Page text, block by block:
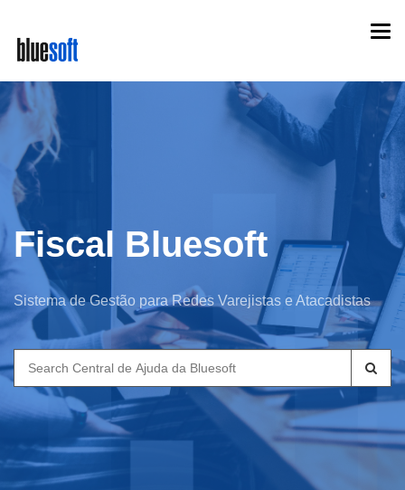
main
content
Fiscal Bluesoft
Sistema de Gestão para Redes Varejistas e Atacadistas
Search
for: